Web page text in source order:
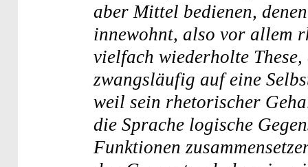
aber Mittel bedienen,
innewohnt, also vor allem
vielfach wiederholte
zwangsläufig auf eine
weil sein rhetorischer
die Sprache logische
Funktionen